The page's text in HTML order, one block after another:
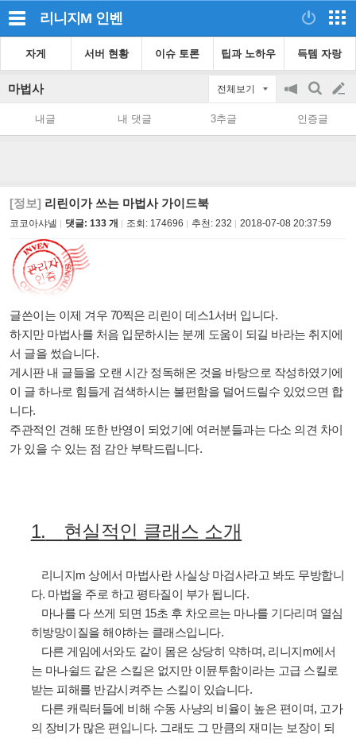
리니지M 인벤
자게 서버 현황 이슈 토론 팁과 노하우 득템 자랑
마법사 전체보기
공
on/off
검
색
글
쓰
내글 내 댓글 3추글 인증글
[정보] 리린이가 쓰는 마법사 가이드북
코코아샤넬 댓글: 133 개 조회: 174696 추천: 232 2018-07-08 20:37:59
글쓴이는 이제 겨우 70찍은 리린이 데스1서버 입니다.
하지만 마법사를 처음 입문하시는 분께 도움이 되길 바라는 취지에
서 글을 썼습니다.
게시판 내 글들을 오랜 시간 정독해온 것을 바탕으로 작성하였기에
이 글 하나로 힘들게 검색하시는 불편함을 덜어드릴수 있었으면 합
니다.
주관적인 견해 또한 반영이 되었기에 여러분들과는 다소 의견 차이
가 있을 수 있는 점 감안 부탁드립니다.
1. 현실적인 클래스 소개
리니지m상에서 마법사란 사실상 마검사라고 봐도 무방합니
다. 마법을 주로 하고 평타질이 부가 됩니다.
마나를 다 쓰게 되면 15초 후 차오르는 마나를 기다리며 열심
히방망이질을 해야하는 클래스입니다.
다른 게임에서와도 같이 몸은 상당히 약하며, 리니지m에서
는 마나쉴드 같은 스킬은 없지만 이뮨투함이라는 고급 스킬로
받는 피해를 반감시켜주는 스킬이 있습니다.
다른 캐릭터들에 비해 수동 사냥의 비율이 높은 편이며, 고가
의 장비가 많은 편입니다. 그래도 그 만큼의 재미는 보장이 되